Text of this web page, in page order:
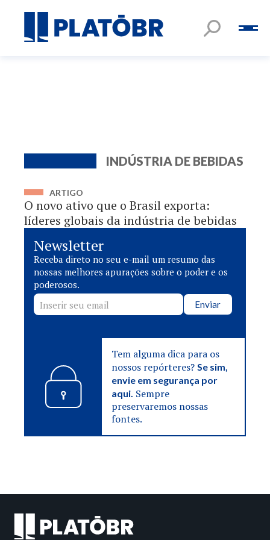
INDÚSTRIA DE BEBIDAS
ARTIGO
O novo ativo que o Brasil exporta:
líderes globais da indústria de bebidas
Newsletter
Receba direto no seu e-mail um resumo das
nossas melhores apurações sobre o poder e os
poderosos.
Enviar
Tem alguma dica para os
nossos repórteres?Se sim,
envie em segurança por
aqui. Sempre
preservaremos nossas
fontes.